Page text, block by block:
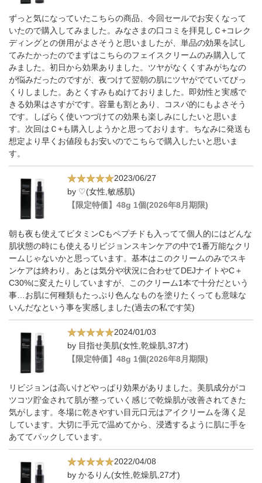
ずっと気になっていたこちらの商品、今回セールでお安くなって
いたので購入してみました。みなさまの口コミを拝見しＣ+コレク
ディングとの併用がよさそうと思いましたが、単品の効果を試し
てみたかったのでまずはこちらのフェイスクリームのみ購入して
みました。初日から効果ありました。ツヤがなくくすみがちなの
が悩みだったのですが、夜つけて翌朝の肌にツヤがでていてびっ
くりしました。あとくすみもぬけておりました。即効性と実感で
きる効果はさすがです。容量も割とあり、コスパ的にもよさそう
です。しばらく使いつづけての効果も楽しみにしたいと思いま
す。次回はＣ+も購入しようかと思っております。ちなみに発送も
想定より早くお値段もお安いのでこちらで購入したいと思いま
す。
2023/06/27
by ♡(女性,敏感肌)
【限定特価】48g 1個(2026年8月期限)
朝も夜も使えてビタミンCもペプチドも入ってて個人的にはどんな
肌状態の時にも使えるリビジョンスキンケアの中で1番万能なクリ
ームじゃないかと思っています。基本はこのクリームのみでスキ
ンケアは終わり。あとは気分や状況に合わせてDEJナイトやC＋
C30%に変えたりしていますが、このクリーム1本で十分だという
事…お肌に何種類もたっぷり色んなものを塗りたくっても意味な
いんだなという事を実感しました(過去の私です笑)
2024/01/03
by 目指せ美肌(女性,乾燥肌,37才)
【限定特価】48g 1個(2026年8月期限)
リビジョンは高いけどやっぱり効果がありました。美肌成分がコ
ツコツ貯金されて肌が整っていく感じで乾燥肌が改善されてきた
気がします。冬場に乾きやすい目元口元はアイクリームを薄く足
しています。大切に手元で温めてから、浸透するように肌に手を
あててパックしています。
2022/04/08
by かるりん(女性,乾燥肌,27才)